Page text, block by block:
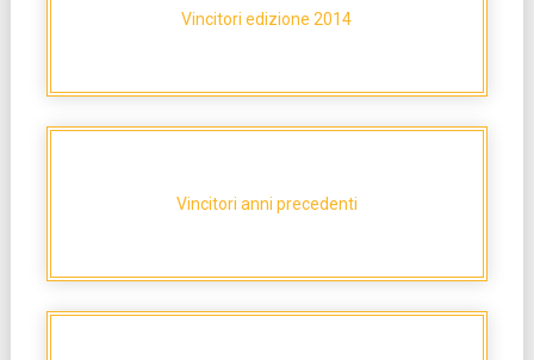
Vincitori edizione 2014
Vincitori anni precedenti